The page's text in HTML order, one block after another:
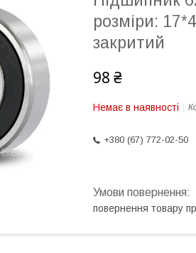
розміри:
закритий
98 ₴
Немає в наявності
+380 (67) 772-02-50
повернення товару